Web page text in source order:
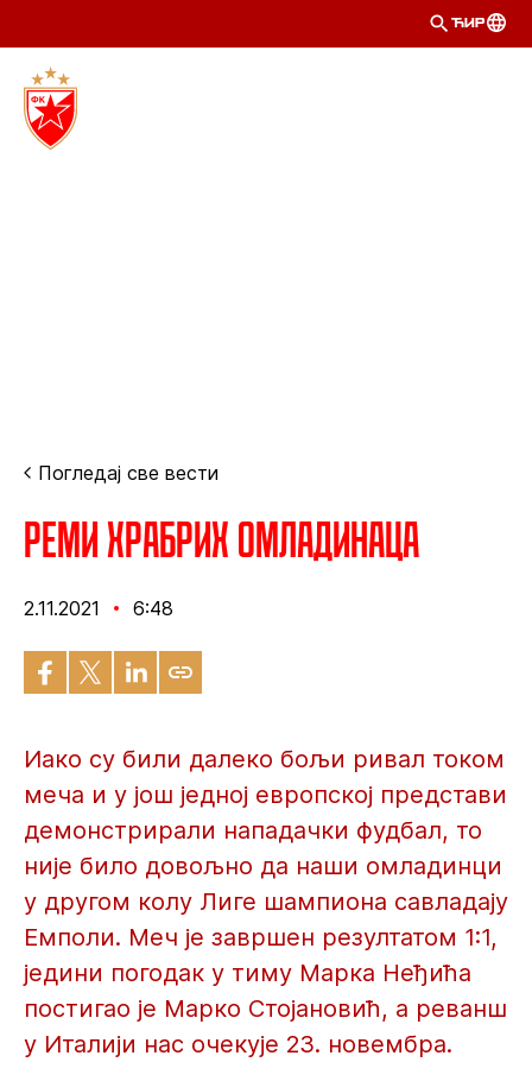
ЋИР
Погледај све вести
Реми храбрих омладинаца
2.11.2021 6:48
Иако су били далеко бољи ривал током
меча и у још једној европској представи
демонстрирали нападачки фудбал, то
није било довољно да наши омладинци
у другом колу Лиге шампиона савладају
Емполи. Меч је завршен резултатом 1:1,
једини погодак у тиму Марка Неђића
постигао је Марко Стојановић, а реванш
у Италији нас очекује 23. новембра.